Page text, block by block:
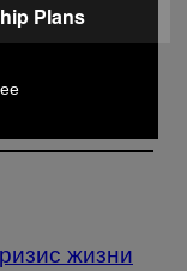
на
жизни
Plans